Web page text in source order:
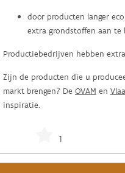
door producten langer
extra grondstoffen aan te
Productiebedrijven hebben
Zijn de producten die u
markt brengen? De OVAM en
inspiratie.
1